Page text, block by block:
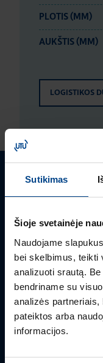
Sutikimas
Šioje svetainėje
Naudojame
bei skelbimus, teikti
analizuoti srautą.
bendriname su
analizės
pateiktos arba
informacijos.
PLOTIS (MM)
AUKŠTIS (MM)
LOGISTIKOS
Turite